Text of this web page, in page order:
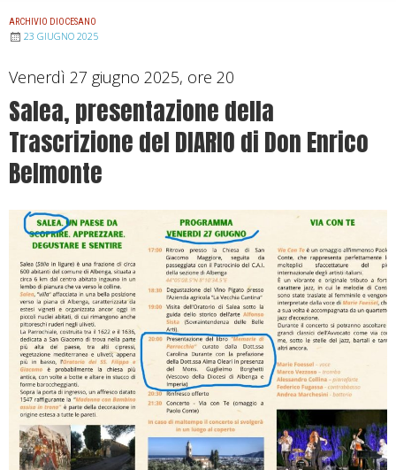
ARCHIVIO DIOCESANO
23 GIUGNO 2025
Venerdì 27 giugno 2025, ore 20
Salea, presentazione della
Trascrizione del DIARIO di Don Enrico
Belmonte